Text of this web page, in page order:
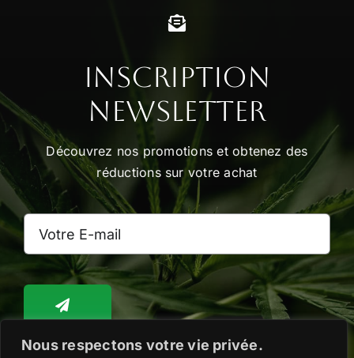
Nous respectons votre vie privée.
Inscription
Newsletter
Découvrez nos promotions et obtenez des
réductions sur votre achat